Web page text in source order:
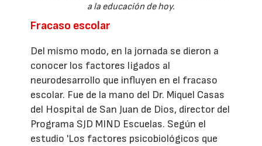
a la educación de hoy.
Fracaso escolar
Del mismo modo, en la jornada se dieron a
conocer los factores ligados al
neurodesarrollo que influyen en el fracaso
escolar. Fue de la mano del Dr. Miquel Casas
del Hospital de San Juan de Dios, director del
Programa SJD MIND Escuelas. Según el
estudio 'Los factores psicobiológicos que